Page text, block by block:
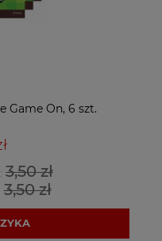
Game On, 6 szt.
3,50 zł
3,50 zł